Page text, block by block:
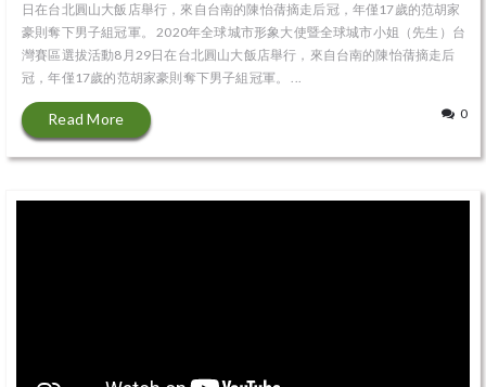
日在台北圓山大飯店舉行，來自台南的陳怡蒨摘走后冠，年僅17歲的范胡家
豪則奪下男子組冠軍。 2020年全球城市形象大使暨全球城市小姐（先生）台
灣賽區選拔活動8月29日在台北圓山大飯店舉行，來自台南的陳怡蒨摘走后
冠，年僅17歲的范胡家豪則奪下男子組冠軍。 ...
Read More 0